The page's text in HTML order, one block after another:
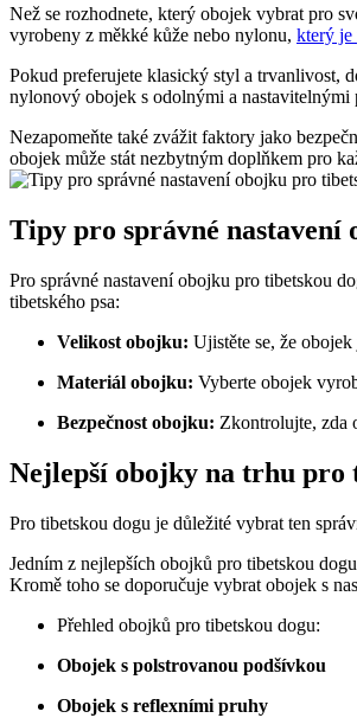
Než se rozhodnete, který obojek vybrat pro
vyrobeny z měkké kůže nebo nylonu, který je
Pokud preferujete klasický styl a trvanlivost,
nylonový obojek s odolnými a nastavitelnými
Nezapomeňte také zvážit faktory jako
obojek může stát nezbytným doplňkem pro
Tipy pro správné nastavení
Pro správné nastavení obojku pro tibetskou
tibetského psa:
Velikost obojku: Ujistěte se, že
Materiál obojku: Vyberte obojek
Bezpečnost obojku: Zkontrolujte, zda
Nejlepší obojky na trhu pro
Pro tibetskou dogu je důležité vybrat ten
Jedním z nejlepších obojků pro tibetskou
Kromě toho se doporučuje vybrat obojek s
Přehled obojků pro tibetskou dogu:
Obojek s polstrovanou podšívkou
Obojek s reflexními pruhy